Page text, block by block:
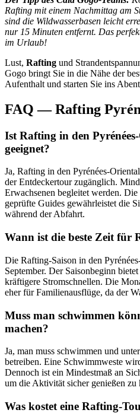
Rafting mit einem Nachmittag am
sind die Wildwasserbasen leicht
nur 15 Minuten entfernt. Das
im Urlaub!
Lust, Rafting und
Gogo bringt Sie in die Nähe der
Aufenthalt und starten Sie ins
FAQ — Rafting
Ist Rafting in den
geeignet?
Ja, Rafting in den Pyrénées-
der Entdeckertour zugänglich.
Erwachsenen begleitet werden.
geprüfte Guides gewährleistet die
während der Abfahrt.
Wann ist die beste Zeit für
Die Rafting-Saison in den
September. Der Saisonbeginn
kräftigere Stromschnellen. Die
eher für Familienausflüge, da der
Muss man schwimmen
machen?
Ja, man muss schwimmen und
betreiben. Eine Schwimmweste
Dennoch ist ein Mindestmaß an
um die Aktivität sicher genießen zu
Was kostet eine Rafting-